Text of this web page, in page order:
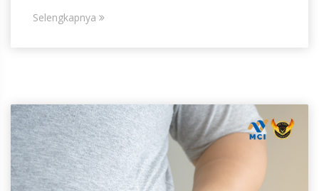
Selengkapnya